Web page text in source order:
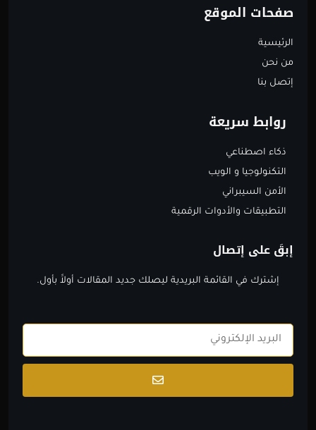
صفحات الموقع
الرئيسية
من نحن
إتصل بنا
روابط سريعة
ذكاء اصطناعي
التكنولوجيا و الويب
الأمن السيبراني
التطبيقات والأدوات الرقمية
إبقَ على إتصال
إشترك في القائمة البريدية ليصلك جديد المقالات أولاََ بأول.